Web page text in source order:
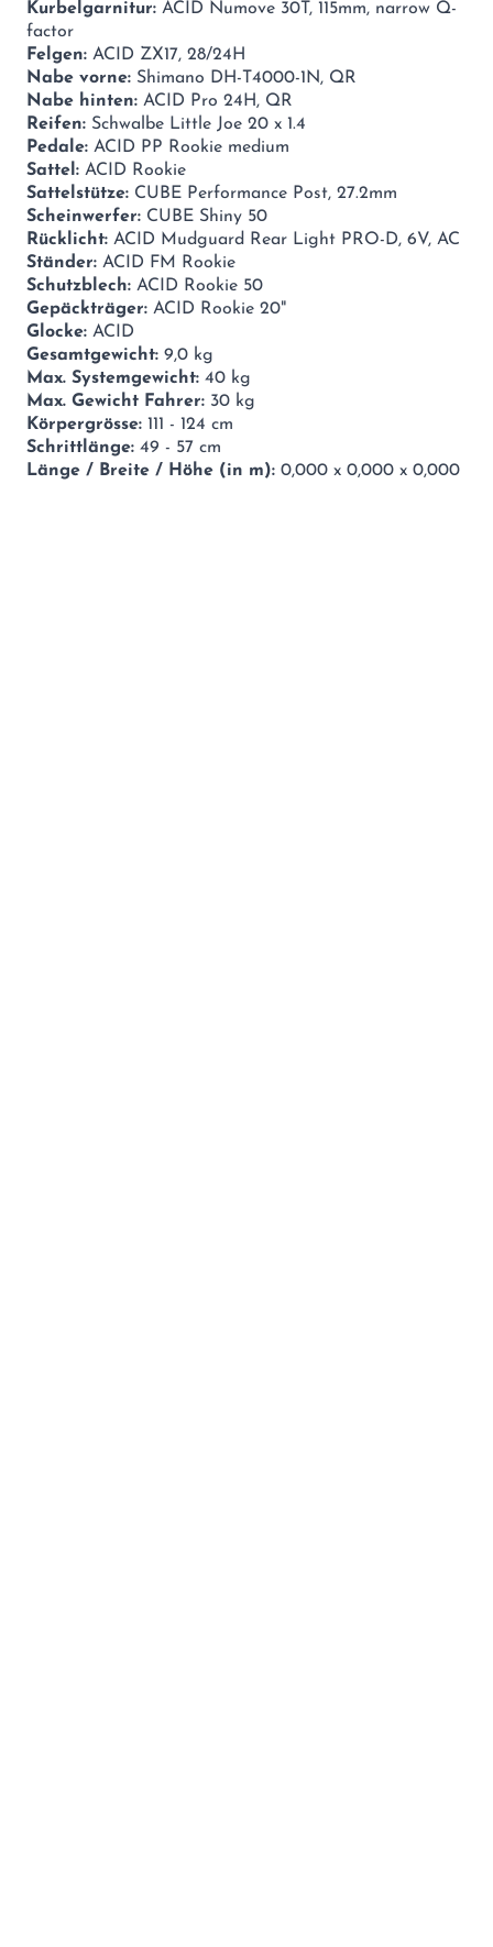
Kurbelgarnitur: ACID Numove 30T, 115mm, narrow Q-
factor
Felgen: ACID ZX17, 28/24H
Nabe vorne: Shimano DH-T4000-1N, QR
Nabe hinten: ACID Pro 24H, QR
Reifen: Schwalbe Little Joe 20 x 1.4
Pedale: ACID PP Rookie medium
Sattel: ACID Rookie
Sattelstütze: CUBE Performance Post, 27.2mm
Scheinwerfer: CUBE Shiny 50
Rücklicht: ACID Mudguard Rear Light PRO-D, 6V, AC
Ständer: ACID FM Rookie
Schutzblech: ACID Rookie 50
Gepäckträger: ACID Rookie 20"
Glocke: ACID
Gesamtgewicht: 9,0 kg
Max. Systemgewicht: 40 kg
Max. Gewicht Fahrer: 30 kg
Körpergrösse: 111 - 124 cm
Schrittlänge: 49 - 57 cm
Länge / Breite / Höhe (in m): 0,000 x 0,000 x 0,000